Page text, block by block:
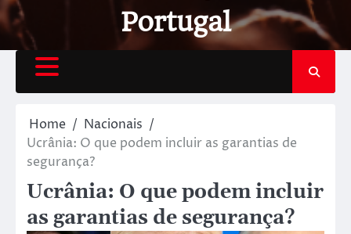
Portugal
Home
Nacionais
Ucrânia: O que podem incluir as garantias de
segurança?
Ucrânia: O que podem incluir
as garantias de segurança?